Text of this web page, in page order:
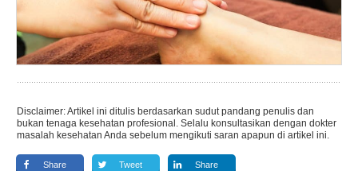
Disclaimer: Artikel ini ditulis berdasarkan sudut pandang penulis dan
bukan tenaga kesehatan profesional. Selalu konsultasikan dengan dokter
masalah kesehatan Anda sebelum mengikuti saran apapun di artikel ini.
Share Tweet Share